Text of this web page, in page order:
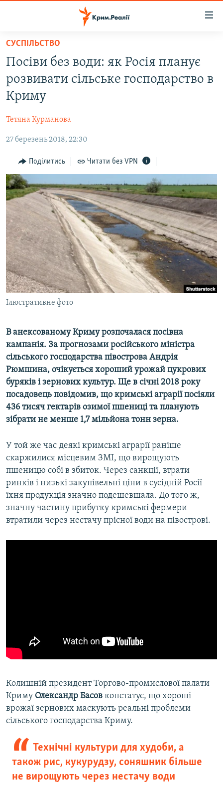
Перейти
основного
матеріалу
Перейти
до
основної
Перейти
пошуку
ВІДЕО ТА ФОТО
БЛОГИ
ПОГЛЯД
ІНТЕРВ'Ю
ВСЕ ЗА ДЕНЬ
СПЕЦПРОЕКТИ
ДЕПОРТАЦІЯ
ВІДЕОУРОКИ «ELIFBE»
СВІДЧЕННЯ ОКУПАЦІЇ
УКРАЇНСЬКА ПРОБЛЕМА КРИМУ
ІНФОГРАФІКА
ЯК ОБІЙТИ БЛОКУВАННЯ
Русский
Qırımtatar
ДОЛУЧАЙСЯ!
Усі сайти RFE/RL
СУСПІЛЬСТВО
Посіви без води: як Росія планує
розвивати сільське господарство в
Криму
Тетяна Курманова
27 березень 2018, 22:30
Поділитись Читати без VPN
Ілюстративне фото
В анексованому Криму розпочалася посівна
кампанія. За прогнозами російського міністра
сільського господарства півострова Андрія
Рюмшина, очікується хороший урожай цукрових
буряків і зернових культур. Ще в січні 2018 року
посадовець повідомив, що кримські аграрії посіяли
436 тисяч гектарів озимої пшениці та планують
зібрати не менше 1,7 мільйона тонн зерна.
У той же час деякі кримські аграрії раніше
скаржилися місцевим ЗМІ, що вирощують
пшеницю собі в збиток. Через санкції, втрати
ринків і низькі закупівельні ціни в сусідній Росії
їхня продукція значно подешевшала. До того ж,
значну частину прибутку кримські фермери
втратили через нестачу прісної води на півострові.
Колишній президент Торгово-промислової палати
Криму Олександр Басов констатує, що хороші
врожаї зернових маскують реальні проблеми
сільського господарства Криму.
Технічні культури для худоби, а
також рис, кукурудзу, соняшник більше
не вирощують через нестачу води